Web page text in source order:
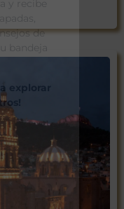
de
explorar